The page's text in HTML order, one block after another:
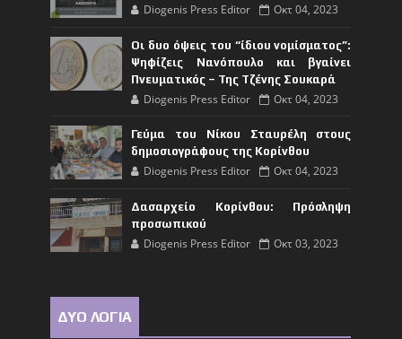
Diogenis Press Editor Οκτ 04, 2023
Οι δυο όψεις του “ίδιου νομίσματος”:
Ψηφίζεις Νανόπουλο και βγαίνει
Πνευματικός – Της Τζένης Σουκαρά
Diogenis Press Editor Οκτ 04, 2023
Γεύμα του Νίκου Σταυρέλη στους
δημοσιογράφους της Κορίνθου
Diogenis Press Editor Οκτ 04, 2023
Δασαρχείο Κορίνθου: Πρόσληψη
προσωπικού
Diogenis Press Editor Οκτ 03, 2023
ΔΥΟ ΛΟΓΙΑ